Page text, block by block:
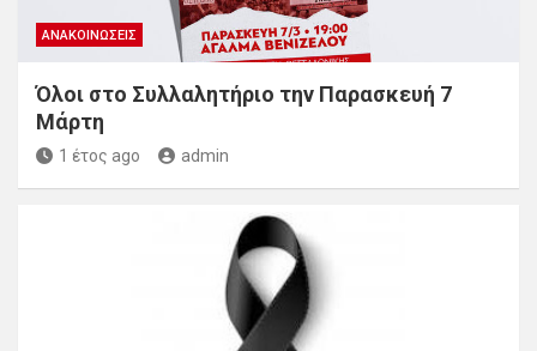
ΑΝΑΚΟΙΝΏΣΕΙΣ
Όλοι στο Συλλαλητήριο την Παρασκευή 7
Μάρτη
1 έτος ago admin